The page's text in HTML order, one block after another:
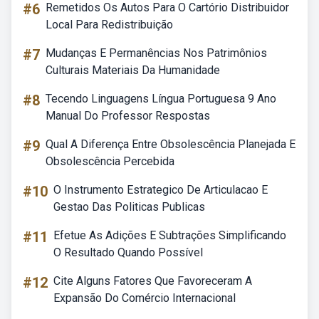
#6 Remetidos Os Autos Para O Cartório Distribuidor
Local Para Redistribuição
#7 Mudanças E Permanências Nos Patrimônios
Culturais Materiais Da Humanidade
#8 Tecendo Linguagens Língua Portuguesa 9 Ano
Manual Do Professor Respostas
#9 Qual A Diferença Entre Obsolescência Planejada E
Obsolescência Percebida
#10 O Instrumento Estrategico De Articulacao E
Gestao Das Politicas Publicas
#11
Efetue As Adições E Subtrações Simplificando
O Resultado Quando Possível
#12 Cite Alguns Fatores Que Favoreceram A
Expansão Do Comércio Internacional